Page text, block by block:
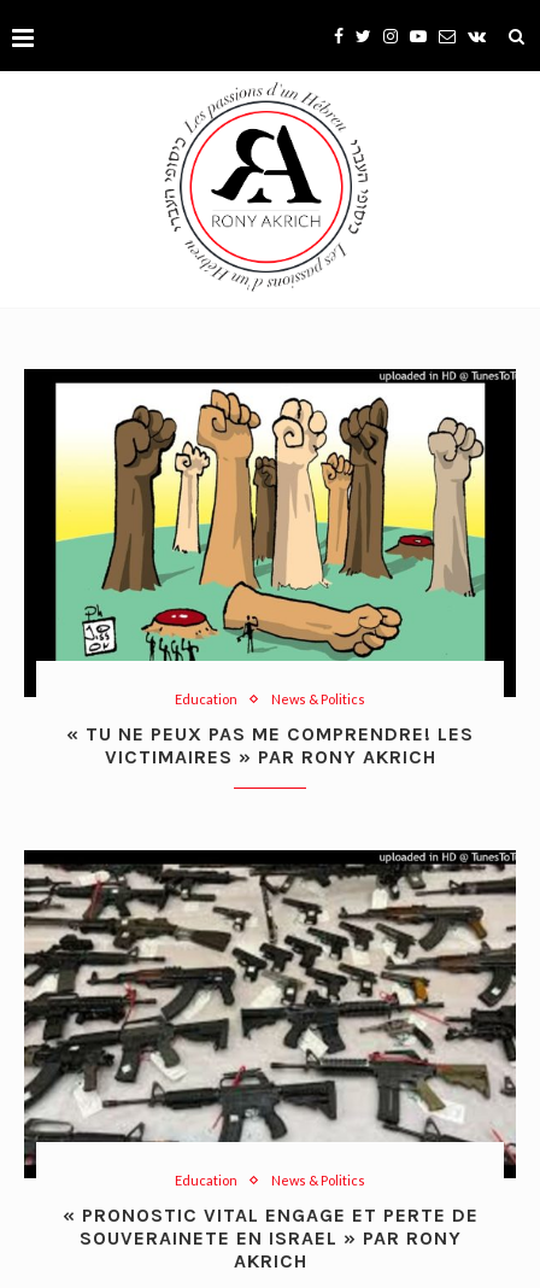
Education News & Politics
« TU NE PEUX PAS ME COMPRENDRE! LES
VICTIMAIRES » PAR RONY AKRICH
Education News & Politics
« PRONOSTIC VITAL ENGAGE ET PERTE DE
SOUVERAINETE EN ISRAEL » PAR RONY
AKRICH